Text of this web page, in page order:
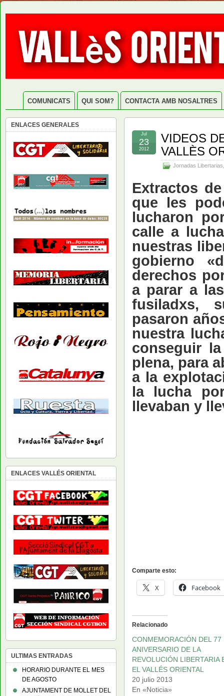
COMUNICATS QUI SOM? CONTACTA AMB NOSALTRES
VIDEOS
VALLÈS
Jornadas Libertarias
Jul
23
2012
Extractos
que les
lucharon
calle a
nuestras
gobierno
derechos
a parar a
fusiladxs,
pasaron
nuestra
conseguir
plena, para
a la
la lucha
llevaban y
Comparte esto:
X Facebook
Relacionado
CONMEMORACIÓN DEL 77
ANIVERSARIO DE LA
REVOLUCIÓN LIBERTARIA
EL VALLÉS ORIENTAL
20 julio 2013
En «Noticia»
ENLACES GENERALES
ENLACES VALLÉS ORIENTAL
ULTIMAS ENTRADAS
HORARIO DURANTE EL MES
DE AGOSTO
AJUNTAMENT DE MOLLET DEL